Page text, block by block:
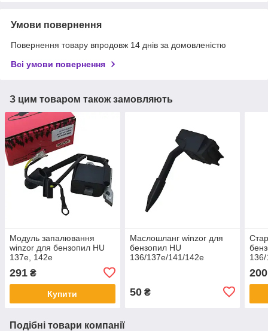
Умови повернення
Повернення товару впродовж 14 днів за домовленістю
Всі умови повернення
З цим товаром також замовляють
Модуль запалювання
winzor для бензопил HU
137е, 142e
291 ₴
Купити
Маслошланг winzor для
бензопил HU
136/137е/141/142e
50₴
200
Подібні товари компанії